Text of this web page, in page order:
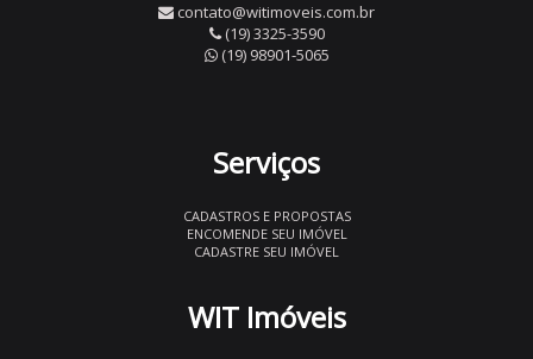
contato@witimoveis.com.br
(19) 3325-3590
(19) 98901-5065
Serviços
CADASTROS E PROPOSTAS
ENCOMENDE SEU IMÓVEL
CADASTRE SEU IMÓVEL
WIT Imóveis